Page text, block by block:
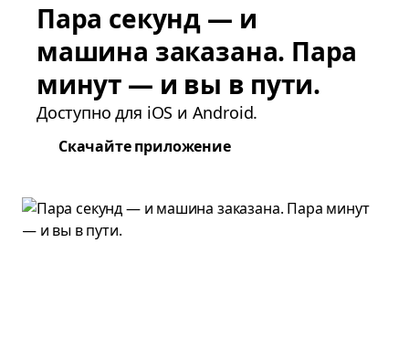
Пара секунд — и
машина заказана. Пара
минут — и вы в пути.
Доступно для iOS и Android.
Скачайте приложение